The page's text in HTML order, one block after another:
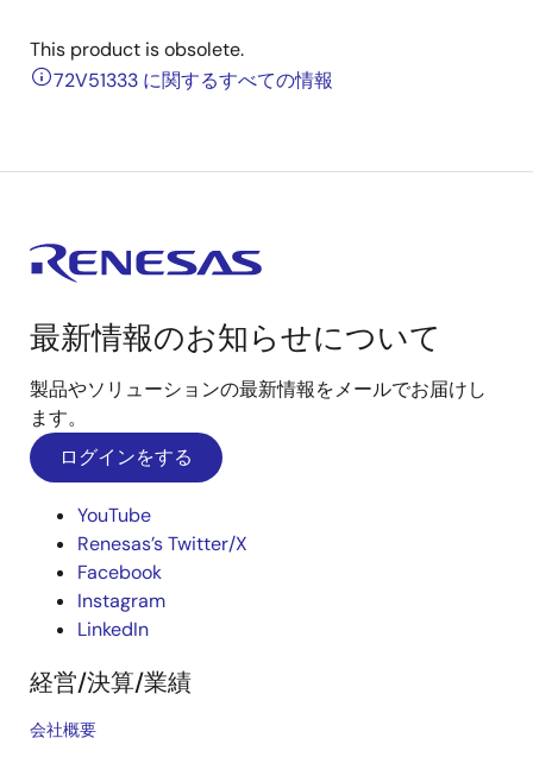
This product is obsolete.
72V51333 に関するすべての情報
最新情報のお知らせについて
製品やソリューションの最新情報をメールでお届けし
ます。
ログインをする
YouTube
Renesas’s Twitter/X
Facebook
Instagram
LinkedIn
経営/決算/業績
会社概要